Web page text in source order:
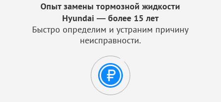
Опыт замены тормозной жидкости
Hyundai — более 15 лет
Быстро определим и устраним причину
неисправности.